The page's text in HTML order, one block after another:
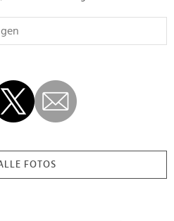
FOTOS